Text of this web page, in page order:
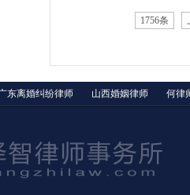
1756条
东离婚纠纷律师 山西婚姻律师 何律